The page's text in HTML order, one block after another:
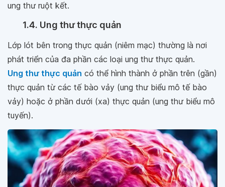
ung thư ruột kết.
1.4. Ung thư thực quản
Lớp lót bên trong thực quản (niêm mạc) thường là nơi
phát triển của đa phần các loại ung thư thực quản.
Ung thư thực quản có thể hình thành ở phần trên (gần)
thực quản từ các tế bào vảy (ung thư biểu mô tế bào
vảy) hoặc ở phần dưới (xa) thực quản (ung thư biểu mô
tuyến).